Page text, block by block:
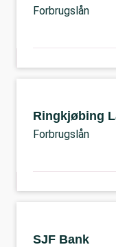
Forbrugslån
Ringkjøbing
Forbrugslån
SJF Bank